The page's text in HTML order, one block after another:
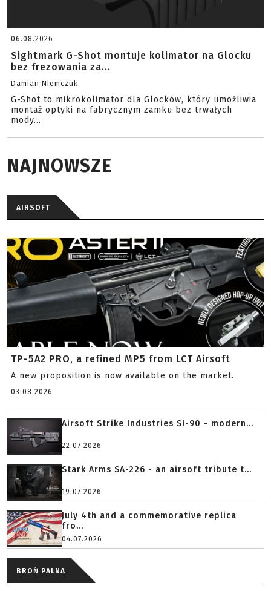
06.08.2026
Sightmark G-Shot montuje kolimator na Glocku
bez frezowania za...
Damian Niemczuk
G-Shot to mikrokolimator dla Glocków, który umożliwia
montaż optyki na fabrycznym zamku bez trwałych
mody...
NAJNOWSZE
AIRSOFT
TP-5A2 PRO, a refined MP5 from LCT Airsoft
A new proposition is now available on the market.
03.08.2026
Airsoft Strike Industries SI-90 - modern...
22.07.2026
Stark Arms SA-226 - an airsoft tribute t...
19.07.2026
July 4th and a commemorative replica
fro...
04.07.2026
BROŃ PALNA